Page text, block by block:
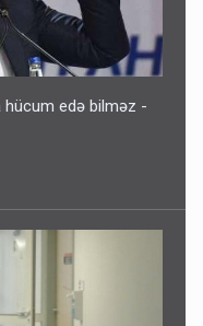
hücum edə bilməz -